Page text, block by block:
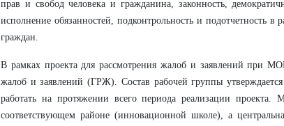
прав и свобод человека и гражданина, законность,
исполнение обязанностей, подконтрольность и подотчетность
граждан.
В рамках проекта для рассмотрения жалоб и заявлений при
жалоб и заявлений (ГРЖ). Состав рабочей группы
работать на протяжении всего периода реализации
соответствующем районе (инновационной школе), а